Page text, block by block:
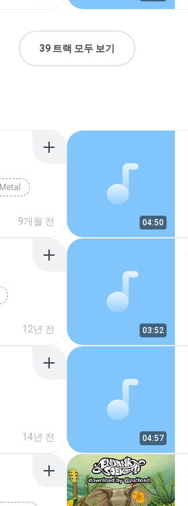
39 트랙 모두 보기
Metal
9개월 전 04:50
12년 전 03:52
14년 전 04:57